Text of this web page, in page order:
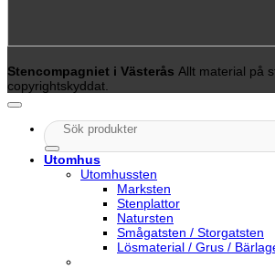
Stencompagniet i Västerås Allt material på
copyrightskyddat.
Sök
efter:
Utomhus
Utomhussten
Marksten
Stenplattor
Natursten
Smågatsten / Storgatsten
Lösmaterial / Grus /